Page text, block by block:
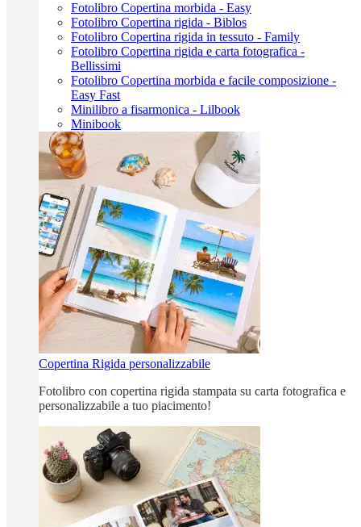
Fotolibro Copertina morbida - Easy
Fotolibro Copertina rigida - Biblos
Fotolibro Copertina rigida in tessuto - Family
Fotolibro Copertina rigida e carta fotografica -
Bellissimi
Fotolibro Copertina morbida e facile composizione -
Easy Fast
Minilibro a fisarmonica - Lilbook
Minibook
Copertina Rigida personalizzabile
Fotolibro con copertina rigida stampata su carta fotografica e
personalizzabile a tuo piacimento!